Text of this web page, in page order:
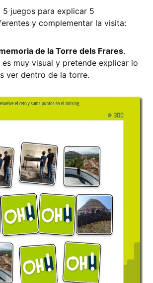
5 juegos para explicar 5
y complementar la visita:
de la Torre dels Frares.
es muy visual y pretende explicar lo
ver dentro de la torre.